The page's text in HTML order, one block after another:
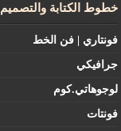
خطوط الكتابة والتصميم
فونتاري | فن الخط
جرافيكي
لوجوهاتي.كوم
فونتات